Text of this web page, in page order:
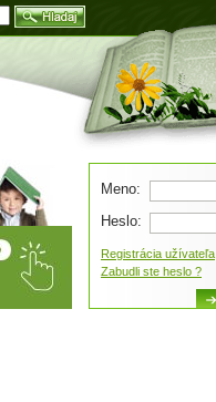
Meno:
Heslo:
Registrácia užívateľa
Zabudli ste heslo ?